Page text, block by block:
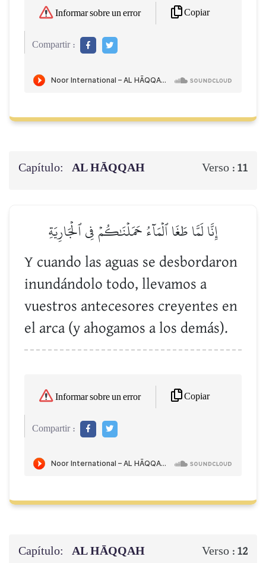
Informar sobre un error Copiar
Compartir :
Capítulo: AL HĀQQAH Verso : 11
إِنَّا لَمَّا طَغَا ٱلۡمَآءُ حَمَلۡنَٰكُمۡ فِي ٱلۡجَارِيَةِ
Y cuando las aguas se desbordaron
inundándolo todo, llevamos a
vuestros antecesores creyentes en
el arca (y ahogamos a los demás).
Informar sobre un error Copiar
Compartir :
Capítulo: AL HĀQQAH Verso : 12